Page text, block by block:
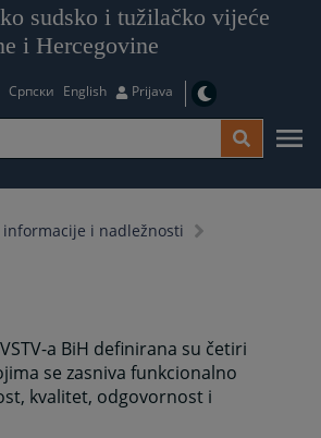
sudsko i tužilačko vijeće
i Hercegovine
Српски English Prijava
informacije i nadležnosti
a BiH definirana su četiri
se zasniva funkcionalno
kvalitet, odgovornost i